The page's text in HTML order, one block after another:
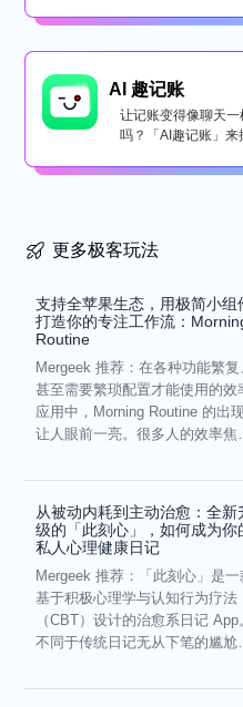
AI 趣记账
让记账变得像聊天
吗？「AI趣记账」
更多极客玩法
支持全苹果生态，用极简小组
打造你的专注工作流：
Routine
Mergeek 推荐：在各种功能繁复
甚至需要繁琐配置才能使用的效
应用中，Morning Routine 的出
让人眼前一亮。很多人的效率焦
从被动内耗到主动治愈：全新
级的「此刻心」，如何成为你
私人心理健康日记
Mergeek 推荐：「此刻心」是一
基于积极心理学与认知行为疗法
（CBT）设计的治愈系日记 App
不同于传统日记无从下笔的尴尬